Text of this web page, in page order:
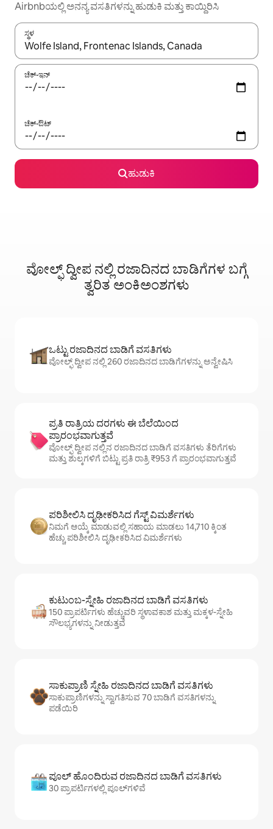
Airbnbಯಲ್ಲಿ ಅನನ್ಯ ವಸತಿಗಳನ್ನು ಹುಡುಕಿ ಮತ್ತು ಕಾಯ್ದಿರಿಸಿ
ಸ್ಥಳ
ಫಲಿತಾಂಶಗಳು ಲಭ್ಯವಿರುವಾಗ, ಅಪ್ ಮತ್ತು ಡೌನ್ ಬಾಣದ ಕೀಲಿಗಳೊಂದಿಗೆ
ಚೆಕ್-ಇನ್
ಚೆಕ್-ಔಟ್
ಹುಡುಕಿ
ವೋಲ್ಫ್ ದ್ವೀಪ ನಲ್ಲಿ ರಜಾದಿನದ ಬಾಡಿಗೆಗಳ ಬಗ್ಗೆ
ತ್ವರಿತ ಅಂಕಿಅಂಶಗಳು
ಒಟ್ಟು ರಜಾದಿನದ ಬಾಡಿಗೆ ವಸತಿಗಳು
ವೋಲ್ಫ್ ದ್ವೀಪ ನಲ್ಲಿ 260 ರಜಾದಿನದ ಬಾಡಿಗೆಗಳನ್ನು ಅನ್ವೇಷಿಸಿ
ಪ್ರತಿ ರಾತ್ರಿಯ ದರಗಳು ಈ ಬೆಲೆಯಿಂದ
ಪ್ರಾರಂಭವಾಗುತ್ತವೆ
ವೋಲ್ಫ್ ದ್ವೀಪ ನಲ್ಲಿನ ರಜಾದಿನದ ಬಾಡಿಗೆ ವಸತಿಗಳು ತೆರಿಗೆಗಳು
ಮತ್ತು ಶುಲ್ಕಗಳಿಗೆ ಬಿಟ್ಟು ಪ್ರತಿ ರಾತ್ರಿ ₹953 ಗೆ ಪ್ರಾರಂಭವಾಗುತ್ತವೆ
ಪರಿಶೀಲಿಸಿ ದೃಢೀಕರಿಸಿದ ಗೆಸ್ಟ್ ವಿಮರ್ಶೆಗಳು
ನಿಮಗೆ ಆಯ್ಕೆ ಮಾಡುವಲ್ಲಿ ಸಹಾಯ ಮಾಡಲು 14,710 ಕ್ಕಿಂತ
ಹೆಚ್ಚು ಪರಿಶೀಲಿಸಿ ದೃಢೀಕರಿಸಿದ ವಿಮರ್ಶೆಗಳು
ಕುಟುಂಬ-ಸ್ನೇಹಿ ರಜಾದಿನದ ಬಾಡಿಗೆ ವಸತಿಗಳು
150 ಪ್ರಾಪರ್ಟಿಗಳು ಹೆಚ್ಚುವರಿ ಸ್ಥಳಾವಕಾಶ ಮತ್ತು ಮಕ್ಕಳ-ಸ್ನೇಹಿ
ಸೌಲಭ್ಯಗಳನ್ನು ನೀಡುತ್ತವೆ
ಸಾಕುಪ್ರಾಣಿ ಸ್ನೇಹಿ ರಜಾದಿನದ ಬಾಡಿಗೆ ವಸತಿಗಳು
ಸಾಕುಪ್ರಾಣಿಗಳನ್ನು ಸ್ವಾಗತಿಸುವ 70 ಬಾಡಿಗೆ ವಸತಿಗಳನ್ನು
ಪಡೆಯಿರಿ
ಪೂಲ್ ಹೊಂದಿರುವ ರಜಾದಿನದ ಬಾಡಿಗೆ ವಸತಿಗಳು
30 ಪ್ರಾಪರ್ಟಿಗಳಲ್ಲಿ ಪೂಲ್‌‌‌‌‌‌‌‌‌ಗಳಿವೆ